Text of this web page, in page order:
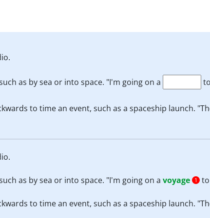
as by sea or into space. "I'm going on a
to time an event, such as a spaceship launch.
as by sea or into space. "I'm going on a voyage 1
to time an event, such as a spaceship launch.